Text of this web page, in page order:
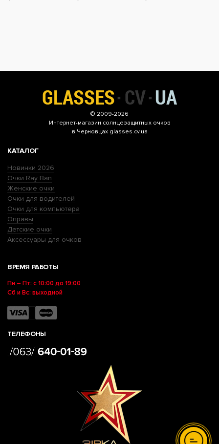
© 2009-2026
Интернет-магазин солнцезащитных очков
в Черновцах glasses.cv.ua
КАТАЛОГ
Новинки 2026
Очки Ray Ban
Женские очки
Очки для водителей
Очки для компьютера
Оправы
Детские очки
Аксессуары для очков
ВРЕМЯ РАБОТЫ
Пн – Пт: с 10:00 до 19:00
Сб и Вс: выходной
ТЕЛЕФОНЫ